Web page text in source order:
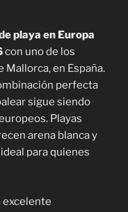
playa en Europa
con uno de los
Mallorca, en España.
perfecta
sigue siendo
Playas
arena blanca y
para quienes
excelente